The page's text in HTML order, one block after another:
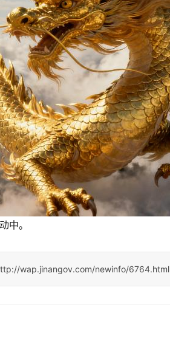
中。
wap.jinangov.com/newinfo/6764.html